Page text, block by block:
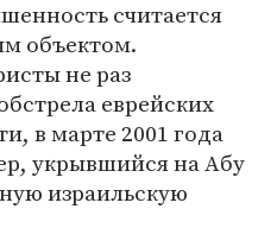
считается
объектом.
не раз
еврейских
в марте 2001 года
укрывшийся на Абу
израильскую